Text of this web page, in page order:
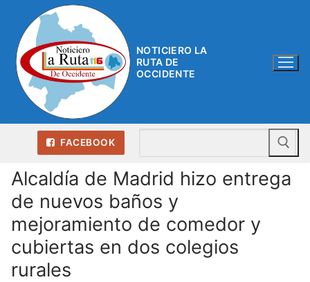
contenido
NOTICIERO LA
RUTA DE
OCCIDENTE
FACEBOOK
Alcaldía de Madrid hizo entrega
de nuevos baños y
mejoramiento de comedor y
cubiertas en dos colegios
rurales